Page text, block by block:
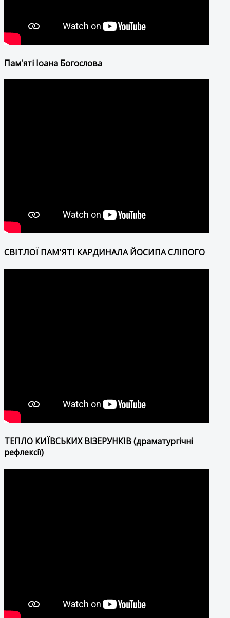
Пам'яті Іоана Богослова
СВІТЛОЇ ПАМ'ЯТІ КАРДИНАЛА ЙОСИПА СЛІПОГО
ТЕПЛО КИЇВСЬКИХ ВІЗЕРУНКІВ (драматургічні
рефлексії)